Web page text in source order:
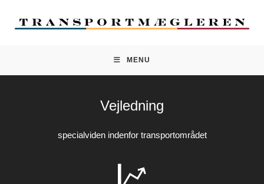
MENU
Vejledning
specialviden indenfor transportområdet